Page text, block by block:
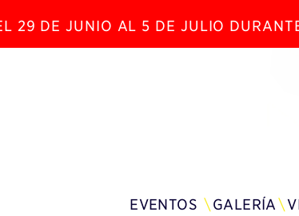
29 DE JUNIO AL 5 DE JULIO
EVENTOS GALERÍA